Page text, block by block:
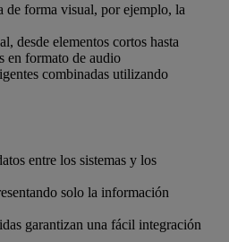
de forma visual, por ejemplo, la
desde elementos cortos hasta
en formato de audio
combinadas utilizando
entre los sistemas y los
solo la información
garantizan una fácil integración